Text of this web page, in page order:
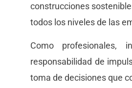
construcciones
todos los niveles de las
Como profesionales,
responsabilidad de
toma de decisiones que